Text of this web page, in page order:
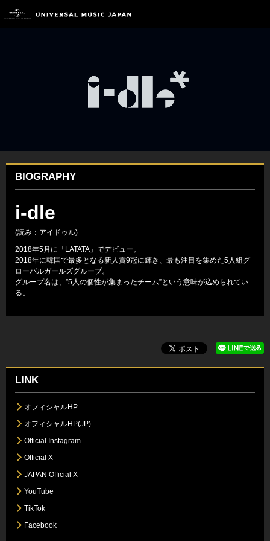
BIOGRAPHY
i-dle
(読み：アイドゥル)
2018年5月に「LATATA」でデビュー。
2018年に韓国で最多となる新人賞9冠に輝き、最も注目を集めた5人組グ
ローバルガールズグループ。
グループ名は、”5人の個性が集まったチーム”という意味が込められてい
る。
LINK
オフィシャルHP
オフィシャルHP(JP)
Official Instagram
Official X
JAPAN Official X
YouTube
TikTok
Facebook